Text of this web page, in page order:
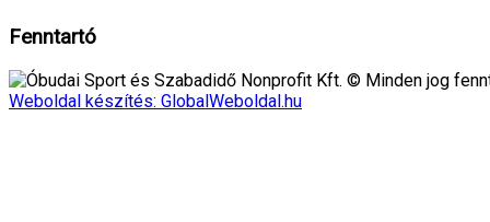
Fenntartó
Óbudai Sport és Szabadidő Nonprofit Kft. © Minden jog
Weboldal készítés: GlobalWeboldal.hu